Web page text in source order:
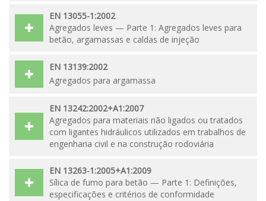
EN 13055-1:2002
Agregados leves — Parte 1: Agregados leves para
betão, argamassas e caldas de injeção
EN 13139:2002
Agregados para argamassa
EN 13242:2002+A1:2007
Agregados para materiais não ligados ou tratados
com ligantes hidráulicos utilizados em trabalhos de
engenharia civil e na construção rodoviária
EN 13263-1:2005+A1:2009
Sílica de fumo para betão — Parte 1: Definições,
especificações e critérios de conformidade